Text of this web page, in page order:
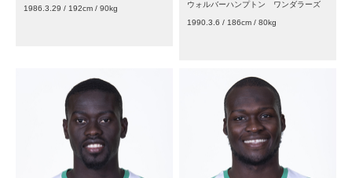
1986.3.29 / 192cm / 90kg ウォルバーハンプトン ワンダラーズ
1990.3.6 / 186cm / 80kg